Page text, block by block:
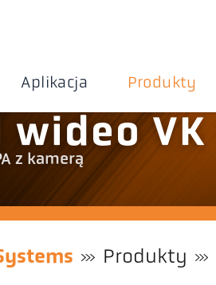
Aplikacja Produkty
wideo VK
z kamerą
Produkty